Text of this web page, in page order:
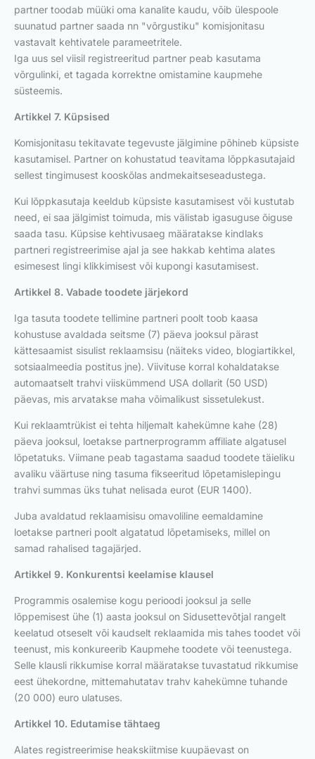
partner toodab müüki oma kanalite kaudu, võib ülespoole
suunatud partner saada nn "võrgustiku" komisjonitasu
vastavalt kehtivatele parameetritele.
Iga uus sel viisil registreeritud partner peab kasutama
võrgulinki, et tagada korrektne omistamine kaupmehe
süsteemis.
Artikkel 7. Küpsised
Komisjonitasu tekitavate tegevuste jälgimine põhineb küpsiste
kasutamisel. Partner on kohustatud teavitama lõppkasutajaid
sellest tingimusest kooskõlas andmekaitseseadustega.
Kui lõppkasutaja keeldub küpsiste kasutamisest või kustutab
need, ei saa jälgimist toimuda, mis välistab igasuguse õiguse
saada tasu. Küpsise kehtivusaeg määratakse kindlaks
partneri registreerimise ajal ja see hakkab kehtima alates
esimesest lingi klikkimisest või kupongi kasutamisest.
Artikkel 8. Vabade toodete järjekord
Iga tasuta toodete tellimine partneri poolt toob kaasa
kohustuse avaldada seitsme (7) päeva jooksul pärast
kättesaamist sisulist reklaamsisu (näiteks video, blogiartikkel,
sotsiaalmeedia postitus jne). Viivituse korral kohaldatakse
automaatselt trahvi viiskümmend USA dollarit (50 USD)
päevas, mis arvatakse maha võimalikust sissetulekust.
Kui reklaamtrükist ei tehta hiljemalt kahekümne kahe (28)
päeva jooksul, loetakse partnerprogramm affiliate algatusel
lõpetatuks. Viimane peab tagastama saadud toodete täieliku
avaliku väärtuse ning tasuma fikseeritud lõpetamislepingu
trahvi summas üks tuhat nelisada eurot (EUR 1400).
Juba avaldatud reklaamisisu omavoliline eemaldamine
loetakse partneri poolt algatatud lõpetamiseks, millel on
samad rahalised tagajärjed.
Artikkel 9. Konkurentsi keelamise klausel
Programmis osalemise kogu perioodi jooksul ja selle
lõppemisest ühe (1) aasta jooksul on Sidusettevõtjal rangelt
keelatud otseselt või kaudselt reklaamida mis tahes toodet või
teenust, mis konkureerib Kaupmehe toodete või teenustega.
Selle klausli rikkumise korral määratakse tuvastatud rikkumise
eest ühekordne, mittemahutatav trahv kahekümne tuhande
(20 000) euro ulatuses.
Artikkel 10. Edutamise tähtaeg
Alates registreerimise heakskiitmise kuupäevast on